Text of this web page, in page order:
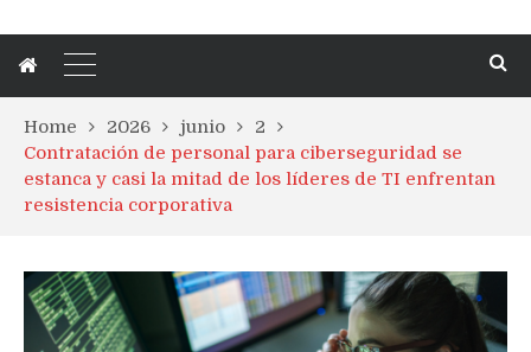
Home 2026 junio
2
Contratación de personal para ciberseguridad se
estanca y casi la mitad de los líderes de TI enfrentan
resistencia corporativa